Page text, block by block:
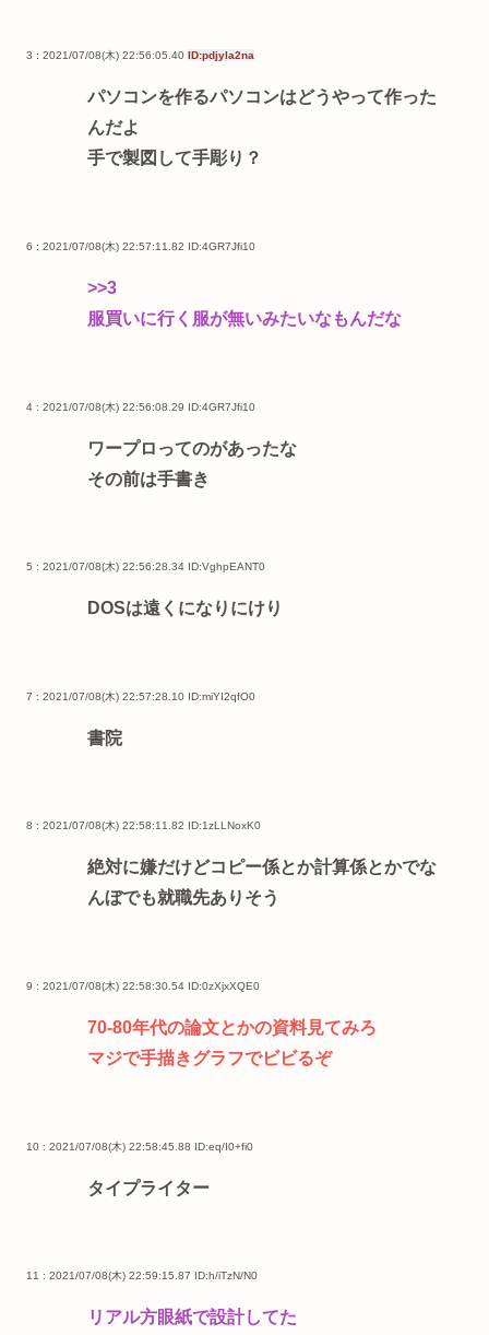
3 : 2021/07/08(木) 22:56:05.40 ID:pdjyla2na
パソコンを作るパソコンはどうやって作った
んだよ
手で製図して手彫り？
6 : 2021/07/08(木) 22:57:11.82 ID:4GR7Jfi10
>>3
服買いに行く服が無いみたいなもんだな
4 : 2021/07/08(木) 22:56:08.29 ID:4GR7Jfi10
ワープロってのがあったな
その前は手書き
5 : 2021/07/08(木) 22:56:28.34 ID:VghpEANT0
DOSは遠くになりにけり
7 : 2021/07/08(木) 22:57:28.10 ID:miYI2qfO0
書院
8 : 2021/07/08(木) 22:58:11.82 ID:1zLLNoxK0
絶対に嫌だけどコピー係とか計算係とかでな
んぼでも就職先ありそう
9 : 2021/07/08(木) 22:58:30.54 ID:0zXjxXQE0
70-80年代の論文とかの資料見てみろ
マジで手描きグラフでビビるぞ
10 : 2021/07/08(木) 22:58:45.88 ID:eq/I0+fi0
タイプライター
11 : 2021/07/08(木) 22:59:15.87 ID:h/iTzN/N0
リアル方眼紙で設計してた